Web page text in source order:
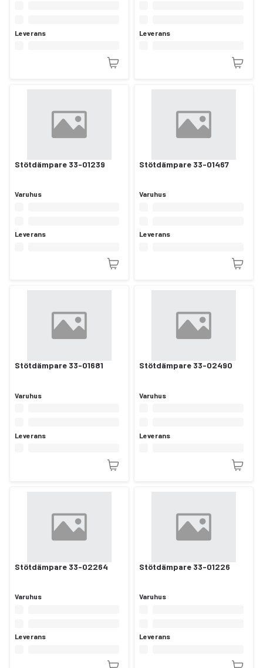
Leverans Leverans
Stötdämpare 33-01239
Varuhus
Leverans
Stötdämpare 33-01467
Varuhus
Leverans
Stötdämpare 33-01681
Varuhus
Leverans
Stötdämpare 33-02490
Varuhus
Leverans
Stötdämpare 33-02264
Varuhus
Leverans
Stötdämpare 33-01226
Varuhus
Leverans